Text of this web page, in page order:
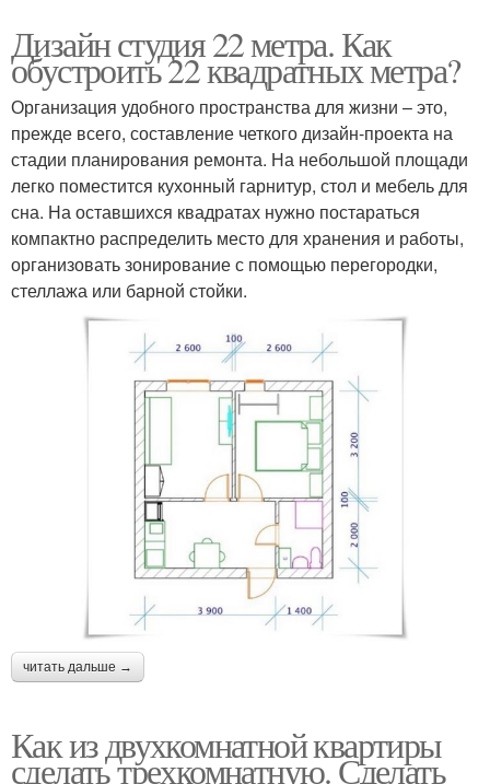
Дизайн студия 22 метра. Как
обустроить 22 квадратных метра?
Организация удобного пространства для жизни – это,
прежде всего, составление четкого дизайн-проекта на
стадии планирования ремонта. На небольшой площади
легко поместится кухонный гарнитур, стол и мебель для
сна. На оставшихся квадратах нужно постараться
компактно распределить место для хранения и работы,
организовать зонирование с помощью перегородки,
стеллажа или барной стойки.
читать дальше →
Как из двухкомнатной квартиры
сделать трехкомнатную. Сделать